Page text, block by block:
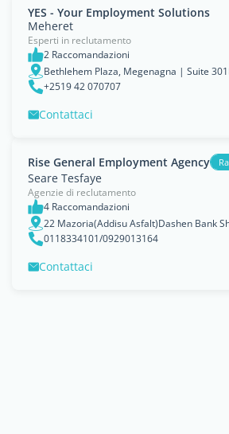
YES - Your Employment Solutions
Meheret
Esperti in reclutamento
2 Raccomandazioni
Bethlehem Plaza, Megenagna | Suite
+2519 42 070707
Contattaci
Rise General Employment Agency
Seare Tesfaye
Agenzie di reclutamento
4 Raccomandazioni
0118334101/0929013164
Contattaci